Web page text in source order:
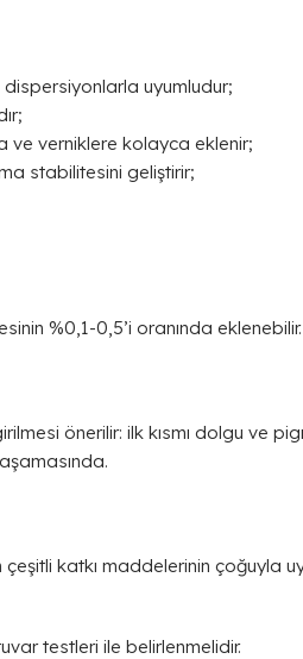
uyumludur;
ve verniklere kolayca eklenir;
stabilitesini geliştirir;
%0,1-0,5’i oranında eklenebilir.
önerilir: ilk kısmı dolgu ve
katkı maddelerinin çoğuyla
testleri ile belirlenmelidir.